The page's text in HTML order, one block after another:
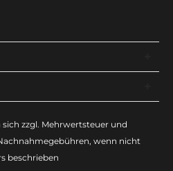
sich zzgl. Mehrwertsteuer und
wenn nicht
beschrieben